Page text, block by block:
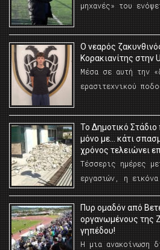
μηχανές» του
O νεαρός
Κορακιανίτης στην
Μέσα σε αυτή την
ερασιτεχνικού
Το Δημοτικό Στάδιο
μόνο με… κάτι
χρόνος τελειώνει
Τέσσερις ημέρες
εργασιών, η
Πυρ ομαδόν από
οργανωμένους της
γηπέδου!
Η μια ανακοίνωση